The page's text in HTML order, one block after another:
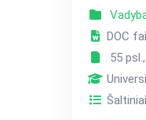
DOC
55